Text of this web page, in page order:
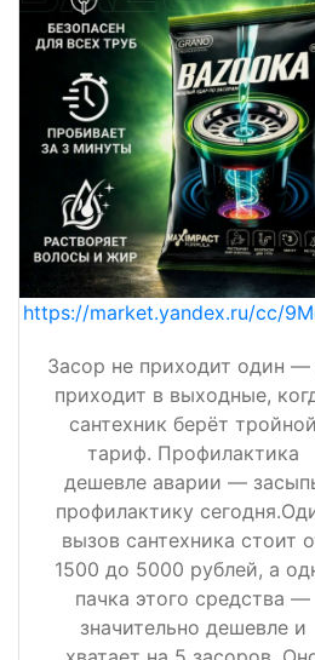
https://market.yandex.ru/cc/
Засор не приходит один —
приходит в выходные,
сантехник берёт тройной
тариф. Профилактика
дешевле аварии —
профилактику
вызов сантехника стоит
1500 до 5000 рублей, а
пачка этого средства —
значительно дешевле и